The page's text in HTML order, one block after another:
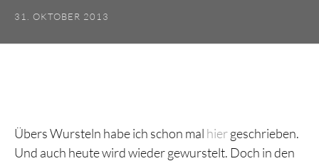
31. OKTOBER 2013
Übers Wursteln habe ich schon mal hiergeschrieben.
Und auch heute wird wieder gewurstelt. Doch in den